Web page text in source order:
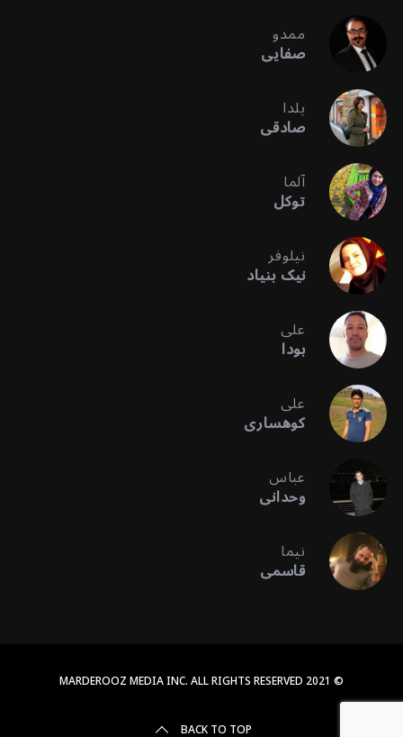
ممدو
صفایی
یلدا
صادقی
آلما
توکل
نیلوفر
نیک بنیاد
علی
بودا
علی
کوهساری
عباس
وحدانی
نیما
قاسمی
© 2021 MARDEROOZ MEDIA INC. ALL RIGHTS RESERVED
BACK TO TOP